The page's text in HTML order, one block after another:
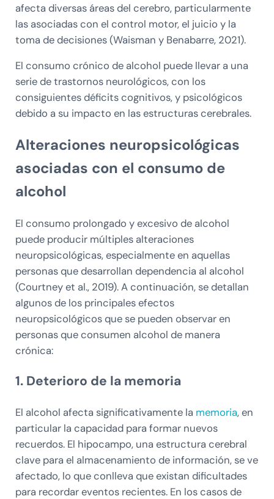
afecta diversas áreas del cerebro, particularmente
las asociadas con el control motor, el juicio y la
toma de decisiones (Waisman y Benabarre, 2021).
El consumo crónico de alcohol puede llevar a una
serie de trastornos neurológicos, con los
consiguientes déficits cognitivos, y psicológicos
debido a su impacto en las estructuras cerebrales.
Alteraciones neuropsicológicas
asociadas con el consumo de
alcohol
El consumo prolongado y excesivo de alcohol
puede producir múltiples alteraciones
neuropsicológicas, especialmente en aquellas
personas que desarrollan dependencia al alcohol
(Courtney et al., 2019). A continuación, se detallan
algunos de los principales efectos
neuropsicológicos que se pueden observar en
personas que consumen alcohol de manera
crónica:
1. Deterioro de la memoria
El alcohol afecta significativamente la memoria, en
particular la capacidad para formar nuevos
recuerdos. El hipocampo, una estructura cerebral
clave para el almacenamiento de información, se ve
afectado, lo que conlleva que existan dificultades
para recordar eventos recientes. En los casos de